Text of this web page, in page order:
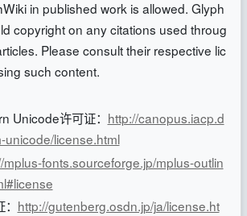
in published work is allowed. Glyph
copyright on any citations used throug
Please consult their respective lic
such content.
Unicode许可证： http://canopus.iacp.d
unicode/license.html
mplus-fonts.sourceforge.jp/mplus-outlin
http://gutenberg.osdn.jp/ja/license.ht